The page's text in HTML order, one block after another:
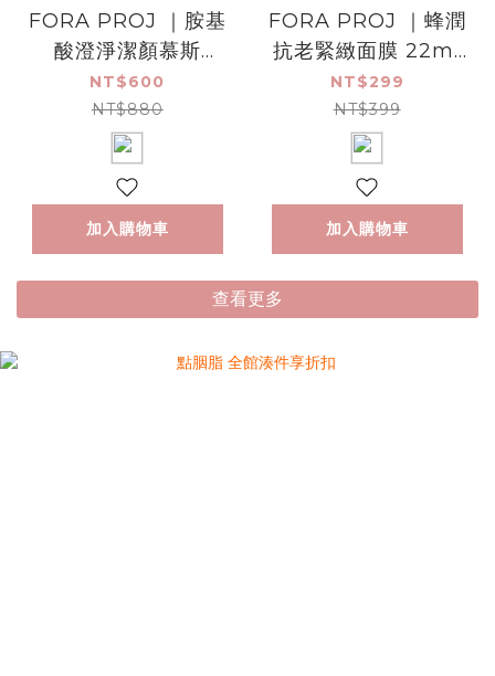
FORA PROJ ｜胺基
酸澄淨潔顏慕斯
155ml
NT$600
NT$880
加入購物車
FORA PROJ ｜蜂潤
抗老緊緻面膜 22ml
x 5pcs
NT$299
NT$399
加入購物車
查看更多